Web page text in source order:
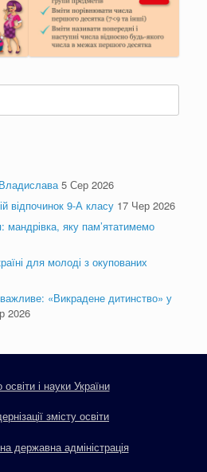
5 Сер 2026
відпочинок 9-А класу 17 Чер 2026
мандрівка, яку пам’ятатимемо
для молоді з окупованих
«Викрадене дитинство» у
2026
освіти і науки України
змісту освіти
державна адміністрація